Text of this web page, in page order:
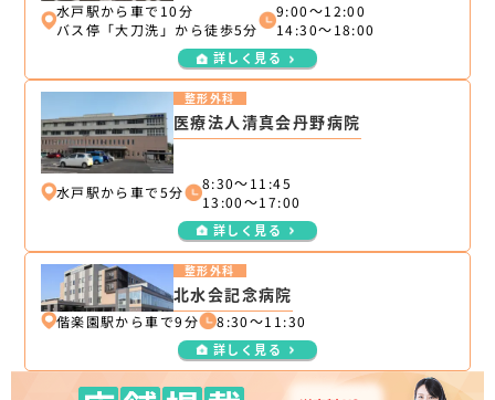
水戸駅から車で10分
バス停「大刀洗」から徒歩5分
9:00～12:00
14:30～18:00
詳しく見る
医療法人清真会丹野病院
整形外科
水戸駅から車で5分
8:30～11:45
13:00～17:00
詳しく見る
北水会記念病院
整形外科
偕楽園駅から車で9分 8:30～11:30
詳しく見る